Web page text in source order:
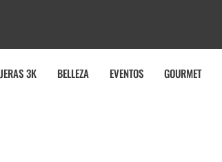
3K BELLEZA EVENTOS GOURMET